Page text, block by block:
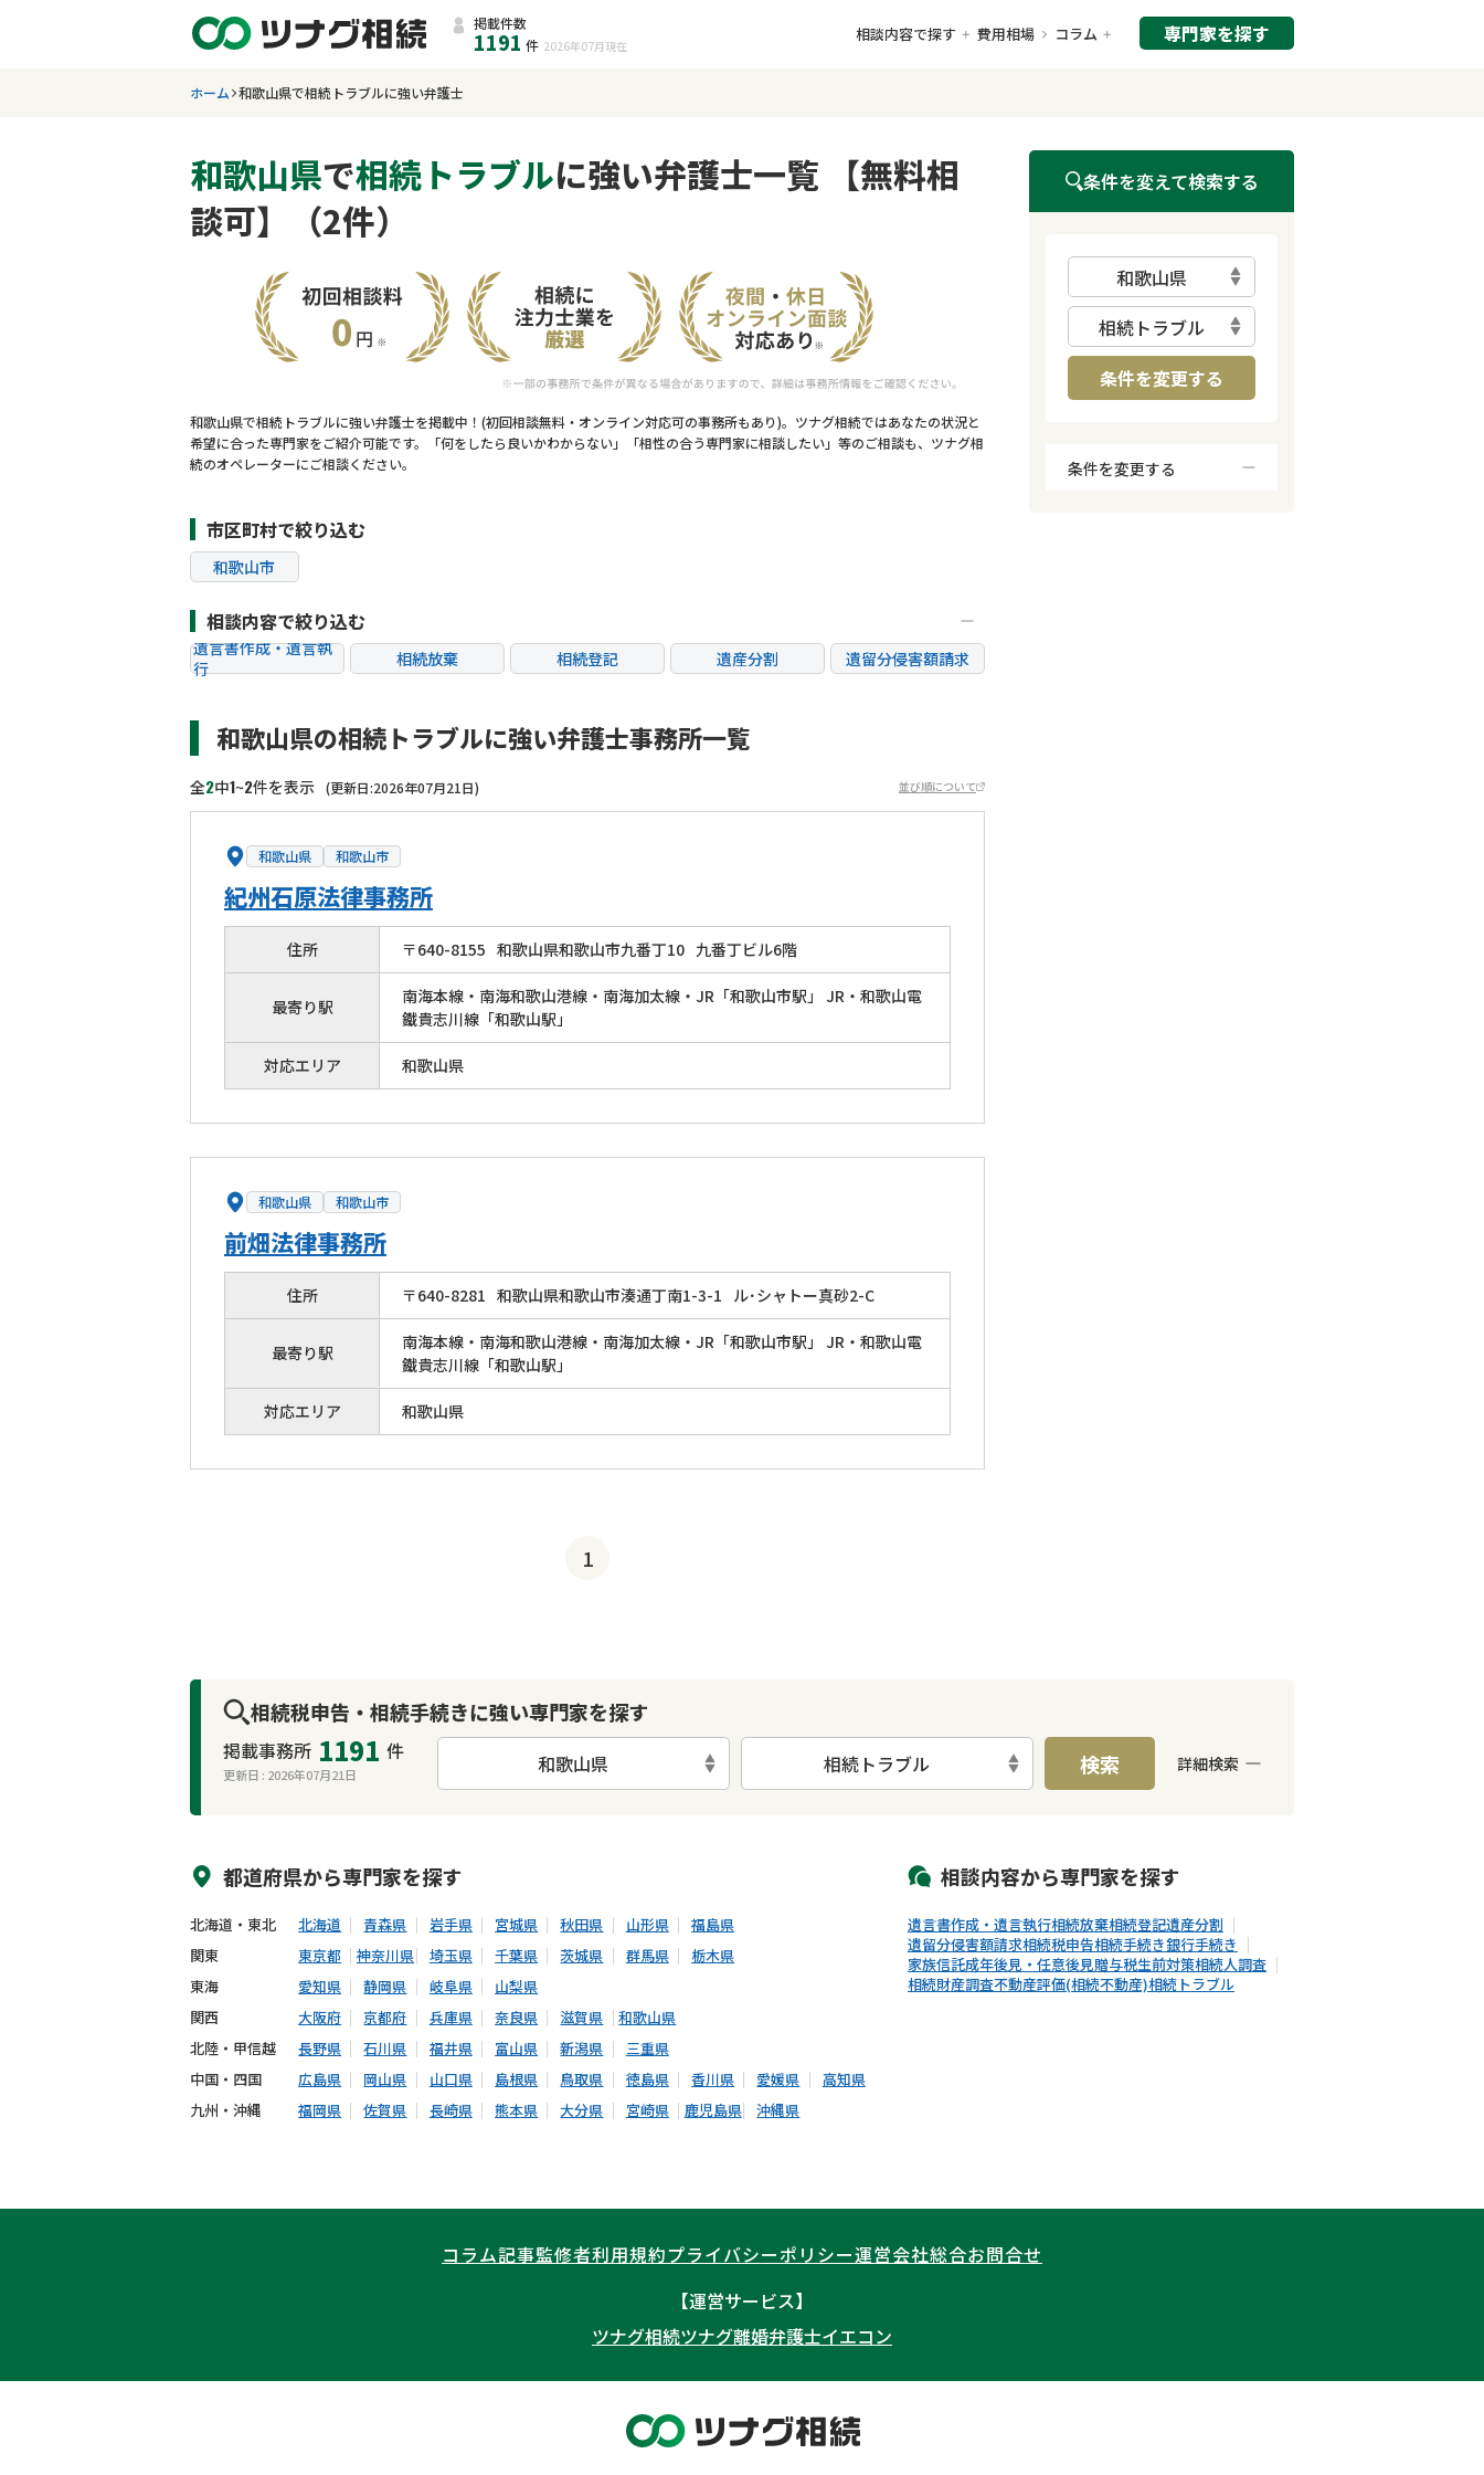
掲載件数
1191 件 2026年07月 現在
相談内容で探す 費用相場 コラム 専門家を探す
ホーム 和歌山県で相続トラブルに強い弁護士
和歌山県で相続トラブルに強い弁護士一覧 【無料相
談可】（2件）
和歌山県で相続トラブルに強い弁護士を掲載中！(初回相談無料・オンライン対応可の事務所もあり)。ツナグ相続ではあなたの状況と
希望に合った専門家をご紹介可能です。「何をしたら良いかわからない」「相性の合う専門家に相談したい」等のご相談も、ツナグ相
続のオペレーターにご相談ください。
市区町村で絞り込む
和歌山市
相談内容で絞り込む
遺言書作成・遺言執
行
相続放棄 相続登記 遺産分割
遺留分侵害額請求
贈与税
生前対策 相続人調査 相続財産調査
和歌山県の相続トラブルに強い弁護士事務所一覧
全2中1~2件を表示 (更新日:2026年07月21日) 並び順について
和歌山県 和歌山市
紀州石原法律事務所
住所 〒640-8155 和歌山県和歌山市九番丁10 九番丁ビル6階
最寄り駅
南海本線・南海和歌山港線・南海加太線・JR「和歌山市駅」 JR・和歌山電
鐵貴志川線「和歌山駅」
対応エリア 和歌山県
和歌山県 和歌山市
前畑法律事務所
住所 〒640-8281 和歌山県和歌山市湊通丁南1-3-1 ル･シャトー真砂2-C
最寄り駅
南海本線・南海和歌山港線・南海加太線・JR「和歌山市駅」 JR・和歌山電
鐵貴志川線「和歌山駅」
対応エリア 和歌山県
1
条件を変えて検索する
和歌山県
相続トラブル
条件を変更する
条件を変更する
相続税申告・相続手続きに強い専門家を探す
掲載事務所 1191 件
更新日 : 2026年07月21日 和歌山県 相続トラブル 検索 詳細検索
都道府県から専門家を探す
北海道・東北 北海道 青森県 岩手県 宮城県 秋田県 山形県
福島県
関東
東京都 神奈川県 埼玉県 千葉県 茨城県 群馬県
栃木県
東海
愛知県 静岡県 岐阜県
山梨県
関西
大阪府 京都府 兵庫県 奈良県 滋賀県
和歌山県
北陸・甲信越
長野県 石川県 福井県 富山県 新潟県
三重県
中国・四国
広島県 岡山県 山口県 島根県 鳥取県 徳島県 香川県 愛媛県
高知県
九州・沖縄
福岡県 佐賀県 長崎県 熊本県 大分県 宮崎県 鹿児島県 沖縄県
相談内容から専門家を探す
遺言書作成・遺言執行相続放棄相続登記遺産分割
遺留分侵害額請求相続税申告相続手続き銀行手続き
家族信託成年後見・任意後見贈与税生前対策相続人調査
相続財産調査不動産評価(相続不動産)相続トラブル
コラム記事監修者利用規約プライバシーポリシー運営会社総合お問合せ
【運営サービス】
ツナグ相続ツナグ離婚弁護士イエコン